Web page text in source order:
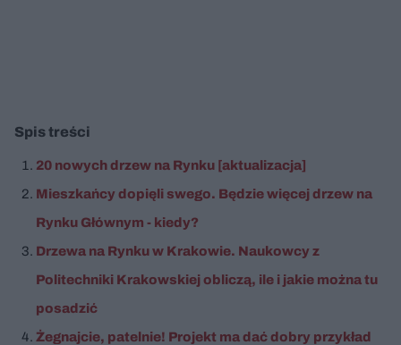
Spis treści
20 nowych drzew na Rynku [aktualizacja]
Mieszkańcy dopięli swego. Będzie więcej drzew na
Rynku Głównym - kiedy?
Drzewa na Rynku w Krakowie. Naukowcy z
Politechniki Krakowskiej obliczą, ile i jakie można tu
posadzić
Żegnajcie, patelnie! Projekt ma dać dobry przykład